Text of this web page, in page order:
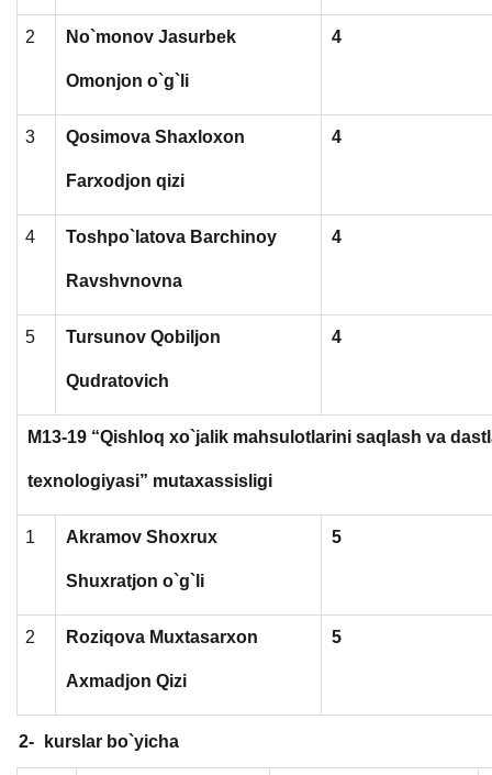
2 No`monov Jasurbek
Omonjon o`g`li
4
3 Qosimova Shaxloxon
Farxodjon qizi
4
4 Toshpo`latova Barchinoy
Ravshvnovna
4
5 Tursunov Qobiljon
Qudratovich
4
M13-19 “Qishloq xo`jalik mahsulotlarini saqlash va
texnologiyasi” mutaxassisligi
1 Akramov Shoxrux
Shuxratjon o`g`li
5
2 Roziqova Muxtasarxon
Axmadjon Qizi
5
2- kurslar bo`yicha